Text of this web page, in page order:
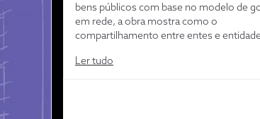
bens públicos com base no modelo de
em rede, a obra mostra como o
compartilhamento entre entes e
ampliar o acesso a serviços essenciais. A
Ler tudo